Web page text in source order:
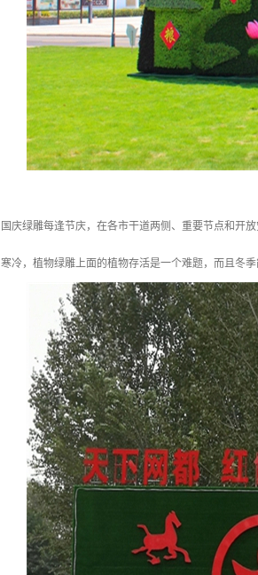
国庆绿雕每逢节庆，在各市干道两侧、重要节点和开
寒冷，植物绿雕上面的植物存活是一个难题，而且冬